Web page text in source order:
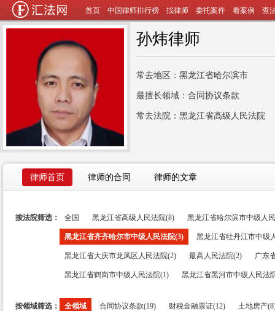
首页 中国律师排行榜 找律师 委托案件 看案例 查
孙炜律师
常去地区：黑龙江省哈尔滨市
最擅长领域：合同协议条款
常去法院：黑龙江省高级人民法院
律师首页 律师的合同 律师的文章
按法院筛选： 全国 黑龙江省高级人民法院(8) 黑龙江省哈尔滨市中级人
黑龙江省齐齐哈尔市中级人民法院(3) 黑龙江省牡丹江市中级
黑龙江省大庆市龙凤区人民法院(2) 最高人民法院(2) 广东
黑龙江省鹤岗市中级人民法院(1) 黑龙江省黑河市中级人民法
按领域筛选： 全领域 合同协议条款(19) 财税金融票证(12) 土地房产